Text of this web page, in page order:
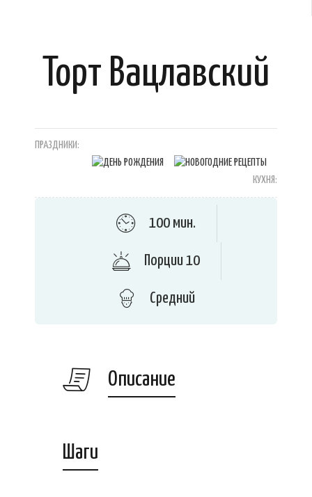
Торт Вацлавский
ПРАЗДНИКИ:
КУХНЯ:
100 мин.
Порции 10
Средний
Описание
Шаги